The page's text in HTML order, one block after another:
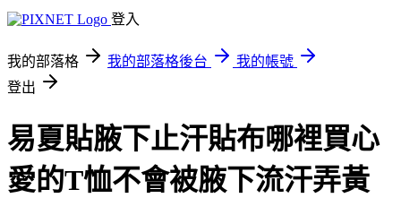
登入
我的部落格 我的部落格後台
我的帳號
登出
易夏貼腋下止汗貼布哪裡買心
愛的T恤不會被腋下流汗弄黃